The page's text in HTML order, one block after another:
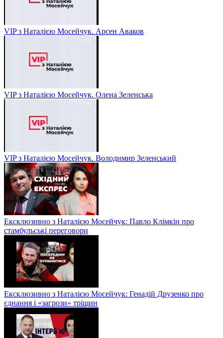
VIP з Наталією Мосейчук. Арсен Аваков
VIP з Наталією Мосейчук. Олена Зеленська
VIP з Наталією Мосейчук. Володимир Зеленський
Ексклюзивно з Наталією Мосейчук: Павло Клімкін про
стамбульські переговори
Ексклюзивно з Наталією Мосейчук: Генадій Друзенко про
єднання і «загрози» тріщин